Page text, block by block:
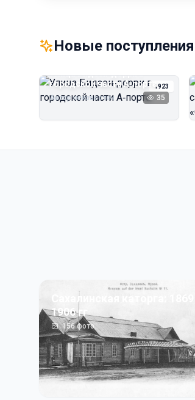
Новые поступления
1923
Улица Бидзэн‑дорри в
городской части А‑порта
Автор неизвестен 35
Сахалинская каторга: 1869 -
1906 гг
156фото